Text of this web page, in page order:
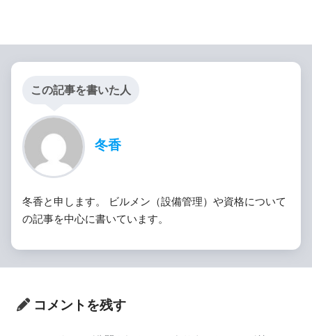
この記事を書いた人
冬香
冬香と申します。 ビルメン（設備管理）や資格について
の記事を中心に書いています。
コメントを残す